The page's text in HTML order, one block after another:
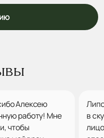
Алексею
работу! Мне
чтобы
в